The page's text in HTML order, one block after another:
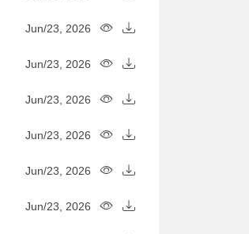
Jun/23, 2026
Jun/23, 2026
Jun/23, 2026
Jun/23, 2026
Jun/23, 2026
Jun/23, 2026